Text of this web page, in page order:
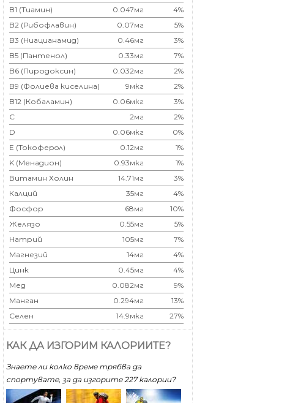
B1 (Тиамин)
0.047мг
4%
B2 (Рибофлавин)
0.07мг
5%
B3 (Ниацианамид)
0.46мг
3%
B5 (Пантенол)
0.33мг
7%
B6 (Пиродоксин)
0.032мг
2%
B9 (Фолиева киселина)
9мкг
2%
B12 (Кобаламин)
0.06мкг
3%
C
2мг
2%
D
0.06мкг
0%
E (Токоферoл)
0.12мг
1%
K (Менадион)
0.93мкг
1%
Витамин Холин
14.71мг
3%
Калций
35мг
4%
Фосфор
68мг
10%
Желязо
0.55мг
5%
Натрий
105мг
7%
Магнезий
14мг
4%
Цинк
0.45мг
4%
Мед
0.082мг
9%
Манган
0.294мг
13%
Селен
14.9мкг 27%
КАК ДА ИЗГОРИМ КАЛОРИИТЕ?
Знаете ли колко време трябва да
спортувате, за да изгорите 227 калoрии?